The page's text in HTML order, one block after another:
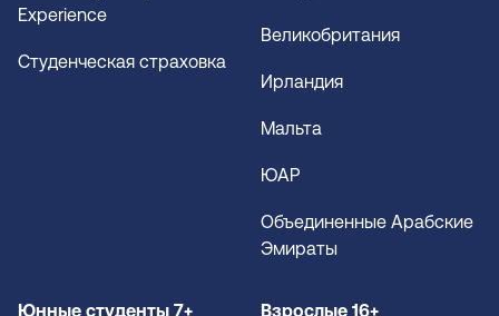
Experience
Студенческая страховка
Великобритания
Ирландия
Мальта
ЮАР
Объединенные Арабские
Эмираты
Юнные студенты 7+ Взрослые 16+